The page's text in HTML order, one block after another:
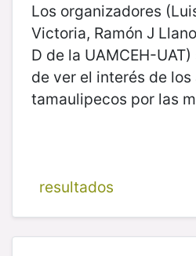
Los organizadores
Victoria, Ramón J
D de la UAMCEH-
de ver el interés de
tamaulipecos por las
resultados